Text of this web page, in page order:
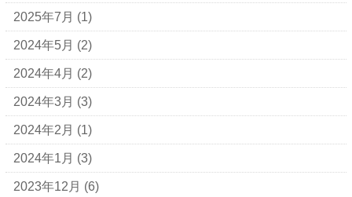
2025年7月 (1)
2024年5月 (2)
2024年4月 (2)
2024年3月 (3)
2024年2月 (1)
2024年1月 (3)
2023年12月 (6)